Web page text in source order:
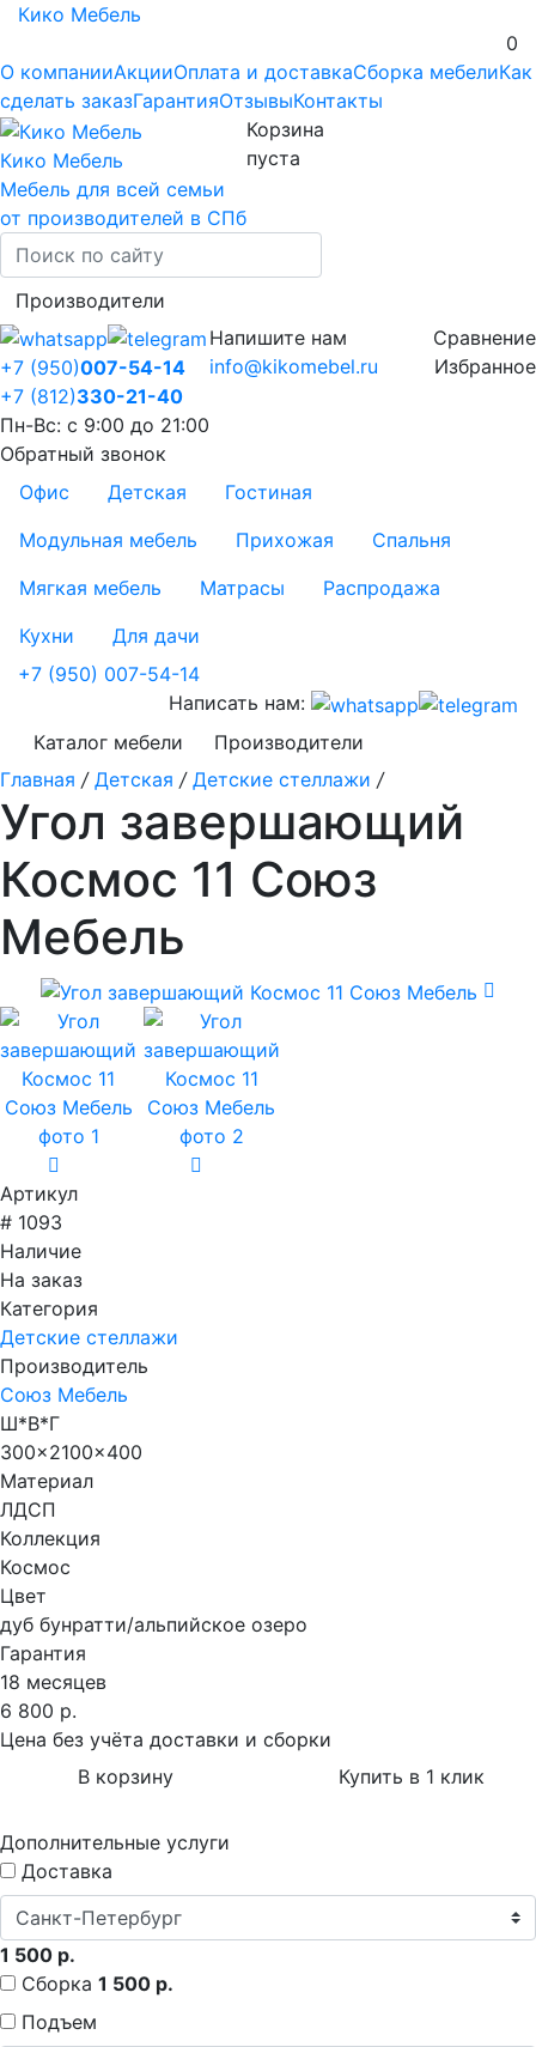
Кико Мебель
0
О компанииАкцииОплата и доставкаСборка мебелиКак
сделать заказГарантияОтзывыКонтакты
Кико Мебель
Мебель для всей семьи
от производителей в СПб
Производители
+7 (950)007-54-14
+7 (812)330-21-40
Пн-Вс: с 9:00 до 21:00
Обратный звонок
Напишите нам
info@kikomebel.ru
Сравнение
Избранное
Корзина
пуста
Офис Детская
Гостиная
Модульная мебель
Прихожая
Спальня
Мягкая мебель
Матрасы
Распродажа
Кухни
Для дачи
+7 (950) 007-54-14
Написать нам:
Каталог мебели
Производители
Главная / Детская / Детские стеллажи /
Угол завершающий
Космос 11 Союз
Мебель
Артикул
# 1093
Наличие
На заказ
Категория
Детские стеллажи
Производитель
Союз Мебель
Ш*В*Г
300x2100x400
Материал
ЛДСП
Коллекция
Космос
Цвет
дуб бунратти/альпийское озеро
Гарантия
18 месяцев
6 800 р.
Цена без учёта доставки и сборки
В корзину
Купить в 1 клик
Дополнительные услуги
Доставка
1 500 р.
Сборка 1 500 р.
Подъем